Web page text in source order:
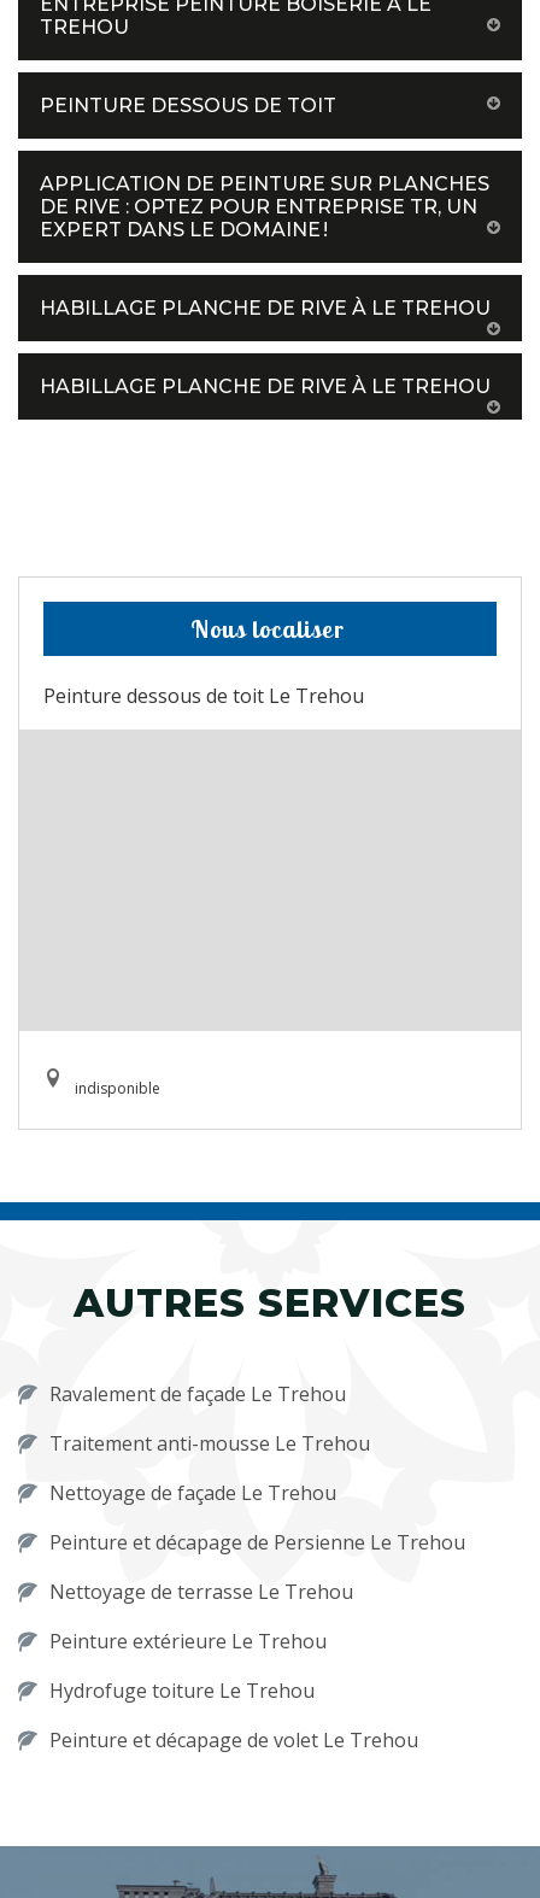
TREHOU
PEINTURE DESSOUS DE TOIT
APPLICATION DE PEINTURE SUR PLANCHES
DE RIVE : OPTEZ POUR ENTREPRISE TR, UN
EXPERT DANS LE DOMAINE !
HABILLAGE PLANCHE DE RIVE À LE TREHOU
HABILLAGE PLANCHE DE RIVE À LE TREHOU
Nous localiser
Peinture dessous de toit Le Trehou
indisponible
AUTRES SERVICES
Ravalement de façade Le Trehou
Traitement anti-mousse Le Trehou
Nettoyage de façade Le Trehou
Peinture et décapage de Persienne Le Trehou
Nettoyage de terrasse Le Trehou
Peinture extérieure Le Trehou
Hydrofuge toiture Le Trehou
Peinture et décapage de volet Le Trehou